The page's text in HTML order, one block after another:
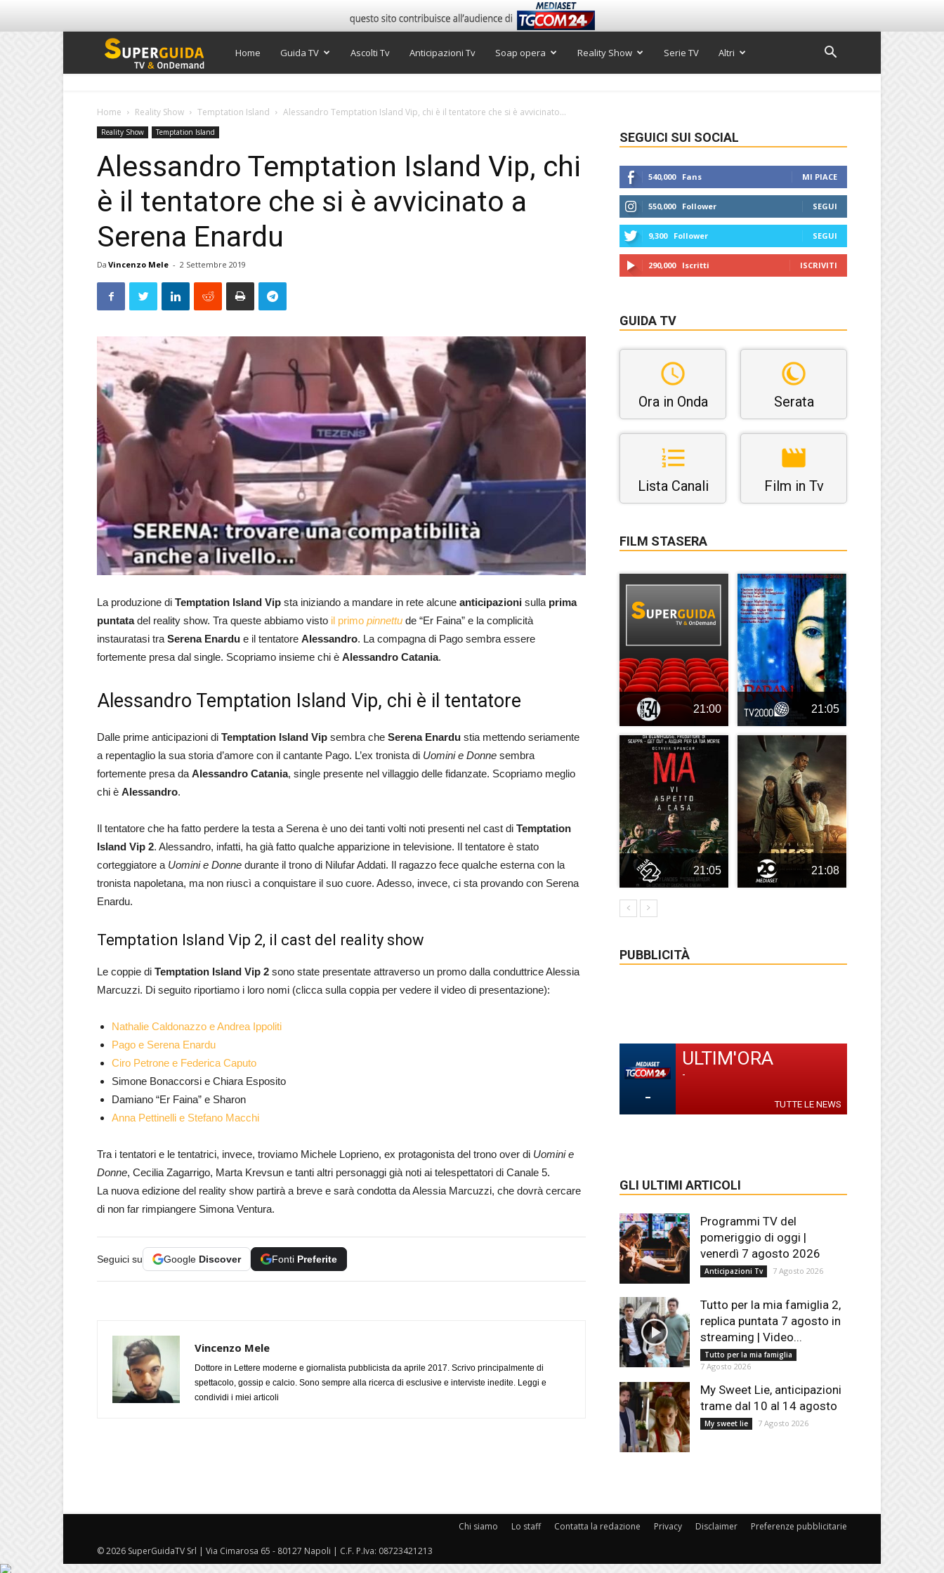
Super
Home Guida TV Ascolti Tv Anticipazioni Tv Soap opera Reality Show Serie TV Altri
Home Reality Show Temptation Island Alessandro Temptation Island Vip, chi è il tentatore che si è avvicinato...
Reality Show Temptation Island
Alessandro Temptation Island Vip, chi
è il tentatore che si è avvicinato a
Serena Enardu
Da Vincenzo Mele - 2 Settembre 2019
La produzione di Temptation Island Vip sta iniziando a mandare in rete alcune anticipazioni sulla prima
puntatadel reality show. Tra queste abbiamo visto il primo pinnettu de “Er Faina” e la complicità
instauratasi tra Serena Enardu e il tentatore Alessandro. La compagna di Pago sembra essere
fortemente presa dal single. Scopriamo insieme chi è Alessandro Catania.
Alessandro Temptation Island Vip, chi è il tentatore
Dalle prime anticipazioni di Temptation Island Vip sembra che Serena Enardu stia mettendo seriamente
a repentaglio la sua storia d’amore con il cantante Pago. L’ex tronista di Uomini e Donne sembra
fortemente presa da Alessandro Catania, single presente nel villaggio delle fidanzate. Scopriamo meglio
chi è Alessandro.
Il tentatore che ha fatto perdere la testa a Serena è uno dei tanti volti noti presenti nel cast di Temptation
Island Vip 2. Alessandro, infatti, ha già fatto qualche apparizione in televisione. Il tentatore è stato
corteggiatore a Uomini e Donne durante il trono di Nilufar Addati. Il ragazzo fece qualche esterna con la
tronista napoletana, ma non riuscì a conquistare il suo cuore. Adesso, invece, ci sta provando con Serena
Enardu.
Temptation Island Vip 2, il cast del reality show
Le coppie di Temptation Island Vip 2 sono state presentate attraverso un promo dalla conduttrice Alessia
Marcuzzi. Di seguito riportiamo i loro nomi (clicca sulla coppia per vedere il video di presentazione):
Nathalie Caldonazzo e Andrea Ippoliti
Pago e Serena Enardu
Ciro Petrone e Federica Caputo
Simone Bonaccorsi e Chiara Esposito
Damiano “Er Faina” e Sharon
Anna Pettinelli e Stefano Macchi
Tra i tentatori e le tentatrici, invece, troviamo Michele Loprieno, ex protagonista del trono over di Uomini e
Donne, Cecilia Zagarrigo, Marta Krevsun e tanti altri personaggi già noti ai telespettatori di Canale 5.
La nuova edizione del reality show partirà a breve e sarà condotta da Alessia Marcuzzi, che dovrà cercare
di non far rimpiangere Simona Ventura.
Seguici su Google Discover Fonti Preferite
Vincenzo Mele
Dottore in Lettere moderne e giornalista pubblicista da aprile 2017. Scrivo principalmente di
spettacolo, gossip e calcio. Sono sempre alla ricerca di esclusive e interviste inedite. Leggi e
condividi i miei articoli
SEGUICI SUI SOCIAL
540,000 Fans MI PIACE
550,000 Follower SEGUI
9,300 Follower SEGUI
290,000 Iscritti ISCRIVITI
GUIDA TV
Ora in Onda Serata
Lista Canali Film in Tv
FILM STASERA
21:00 21:05
21:05 21:08
PUBBLICITÀ
-
ULTIM'ORA
-
TUTTE LE NEWS
GLI ULTIMI ARTICOLI
Programmi TV del
pomeriggio di oggi |
venerdì 7 agosto 2026
Anticipazioni Tv 7 Agosto 2026
Tutto per la mia famiglia 2,
replica puntata 7 agosto in
streaming | Video...
Tutto per la mia famiglia
7 Agosto 2026
My Sweet Lie, anticipazioni
trame dal 10 al 14 agosto
My sweet lie 7 Agosto 2026
Chi siamo Lo staff Contatta la redazione Privacy Disclaimer Preferenze pubblicitarie
© 2026 SuperGuidaTV Srl | Via Cimarosa 65 - 80127 Napoli | C.F. P.Iva: 08723421213